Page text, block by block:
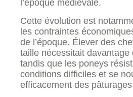
l’époque médiévale.
Cette évolution est
les contraintes
de l’époque. Élever des
taille nécessitait davantage
tandis que les poneys
conditions difficiles et se
efficacement des